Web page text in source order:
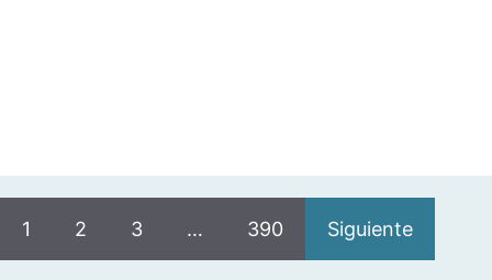
1 2 3 … 390 Siguiente